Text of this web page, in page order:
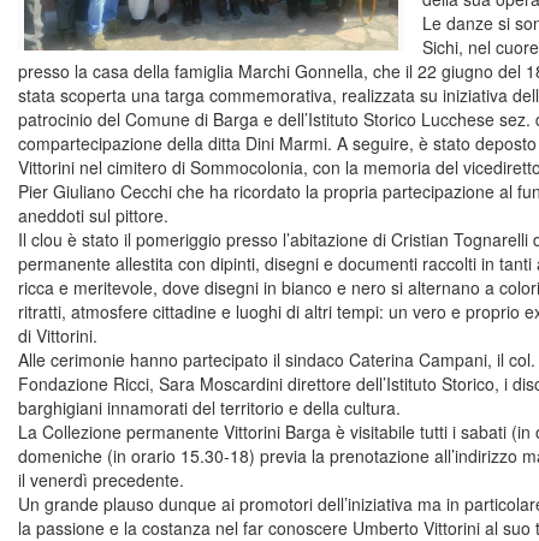
Le danze si
Sichi, nel
presso la casa della famiglia Marchi Gonnella, che il 22 giugno del
stata scoperta una targa commemorativa, realizzata su iniziativa
patrocinio del Comune di Barga e dell’Istituto Storico Lucchese sez.
compartecipazione della ditta Dini Marmi. A seguire, è stato
Vittorini nel cimitero di Sommocolonia, con la memoria del
Pier Giuliano Cecchi che ha ricordato la propria partecipazione al
aneddoti sul pittore.
Il clou è stato il pomeriggio presso l’abitazione di Cristian
permanente allestita con dipinti, disegni e documenti raccolti in tanti
ricca e meritevole, dove disegni in bianco e nero si alternano a
ritratti, atmosfere cittadine e luoghi di altri tempi: un vero e proprio
di Vittorini.
Alle cerimonie hanno partecipato il sindaco Caterina Campani, il
Fondazione Ricci, Sara Moscardini direttore dell’Istituto Storico, i
barghigiani innamorati del territorio e della cultura.
La Collezione permanente Vittorini Barga è visitabile tutti i sabati
domeniche (in orario 15.30-18) previa la prenotazione all’indirizzo
il venerdì precedente.
Un grande plauso dunque ai promotori dell’iniziativa ma in
la passione e la costanza nel far conoscere Umberto Vittorini al suo